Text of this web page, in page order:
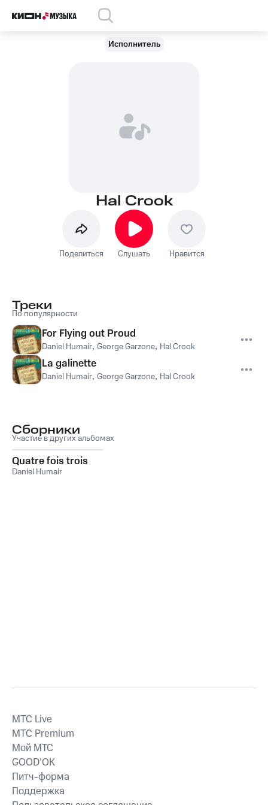
Исполнитель
Hal Crook
Поделиться Слушать Нравится
Треки
По популярности
For Flying out Proud
Daniel Humair, George Garzone, Hal Crook
La galinette
Daniel Humair, George Garzone, Hal Crook
Сборники
Участие в других альбомах
Quatre fois trois
Daniel Humair
MTС Live
MTС Premium
Мой МТС
GOOD’OK
Питч-форма
Поддержка